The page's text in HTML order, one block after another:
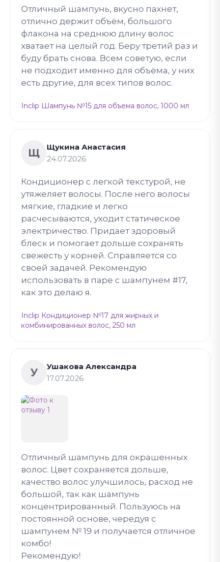
Отличный шампунь, вкусно пахнет,
отлично держит объём, большого
флакона на среднюю длину волос
хватает на целый год. Беру третий раз и
буду брать снова. Всем советую, если
не подходит именно для объёма, у них
есть другие, для всех типов волос.
Inclip Шампунь №15 для объема волос, 1000 мл
Щ
Щукина Анастасия
24.07.2026
Кондиционер с легкой текстурой, не
утяжеляет волосы. После него волосы
мягкие, гладкие и легко
расчесываются, уходит статическое
электричество. Придает здоровый
блеск и помогает дольше сохранять
свежесть у корней. Справляется со
своей задачей. Рекомендую
использовать в паре с шампунем #17,
как это делаю я.
Inclip Кондиционер №17 для жирных и
комбинированных волос, 250 мл
У
Ушакова Александра
17.07.2026
Отличный шампунь для окрашенных
волос. Цвет сохраняется дольше,
качество волос улучшилось, расход не
большой, так как шампунь
концентрированный. Пользуюсь на
постоянной основе, чередуя с
шампунем № 19 и получается отличное
комбо!
Рекомендую!